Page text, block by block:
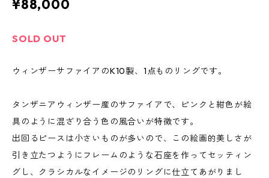
¥88,000
SOLD OUT
ウィンザーサファイアのK10製、1点ものリングです。
タンザニアウィンザー産のサファイアで、ピンクと紺色が絵
具のように混ざり合う色の風合いが特徴です。
出回るピースは小さいものが多いので、この絵画的美しさが
引き立たつようにフレームのような石座を作ってセッティン
グし、クラシカルなイメージのリングに仕立てあがりまし